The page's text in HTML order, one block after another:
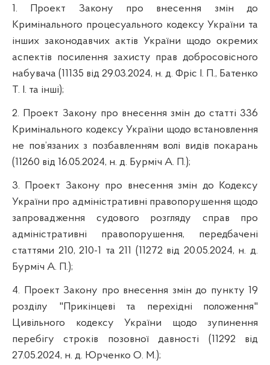
1. Проект Закону про внесення змін до
Кримінального процесуального кодексу України та
інших законодавчих актів України щодо окремих
аспектів посилення захисту прав добросовісного
набувача (11135 від 29.03.2024, н. д. Фріс І. П., Батенко
Т. І. та інші);
2. Проект Закону про внесення змін до статті 336
Кримінального кодексу України щодо встановлення
не пов’язаних з позбавленням волі видів покарань
(11260 від 16.05.2024, н. д. Бурміч А. П.);
3. Проект Закону про внесення змін до Кодексу
України про адміністративні правопорушення щодо
запровадження судового розгляду справ про
адміністративні правопорушення, передбачені
статтями 210, 210-1 та 211 (11272 від 20.05.2024, н. д.
Бурміч А. П.);
4. Проект Закону про внесення змін до пункту 19
розділу "Прикінцеві та перехідні положення"
Цивільного кодексу України щодо зупинення
перебігу строків позовної давності (11292 від
27.05.2024, н. д. Юрченко О. М.);